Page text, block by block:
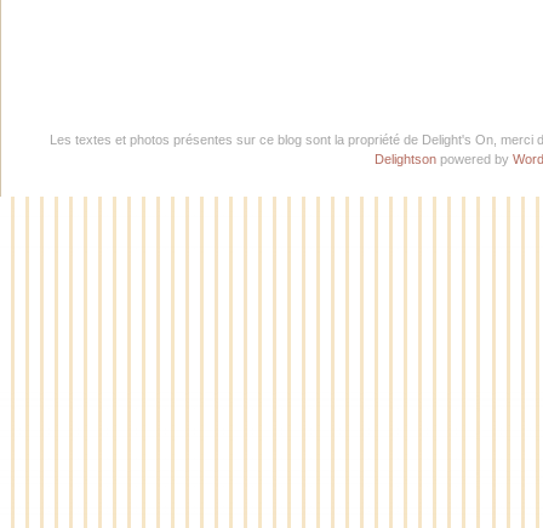
Les textes et photos présentes sur ce blog sont la propriété de Delight's On,
Delightson powered by